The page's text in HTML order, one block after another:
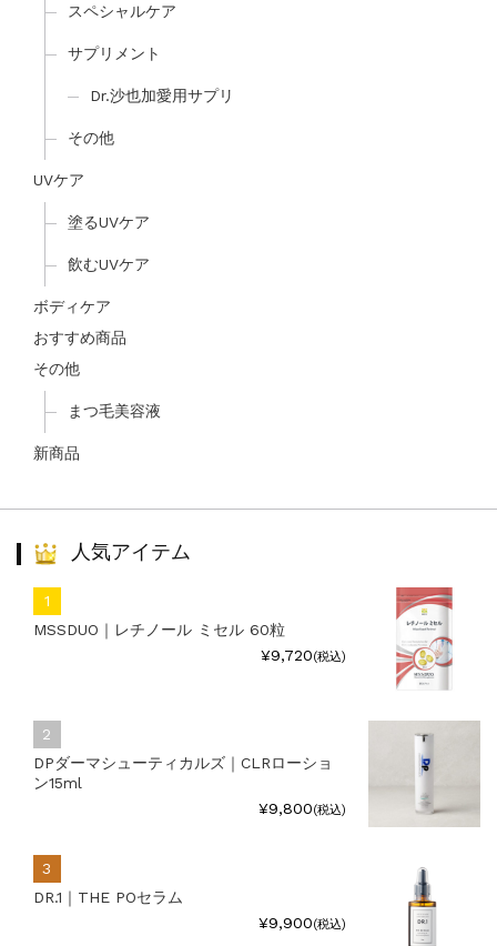
スペシャルケア
サプリメント
Dr.沙也加愛用サプリ
その他
UVケア
塗るUVケア
飲むUVケア
ボディケア
おすすめ商品
その他
まつ毛美容液
新商品
人気アイテム
MSSDUO｜レチノール ミセル 60粒
¥9,720(税込)
DPダーマシューティカルズ｜CLRローショ
ン15ml
¥9,800(税込)
DR.1｜THE POセラム
¥9,900(税込)